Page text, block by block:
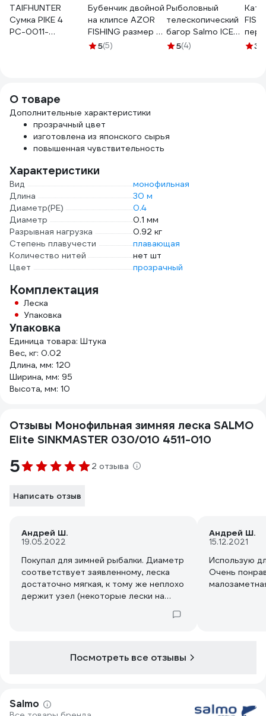
TAIFHUNTER
Сумка PIKE 4
РС-0011-
Бубенчик двойной
на клипсе AZOR
FISHING размер S,
металл 148-061
5(5)
Рыболовный
телескопический
багор Salmo ICE
GAFF 62 ZG-62
5(4)
FISHING
3
О товаре
Дополнительные характеристики
прозрачный цвет
изготовлена из японского сырья
повышенная чувствительность
Характеристики
Вид
монофильная
Длина
30 м
Диаметр(PE)
0.4
Диаметр
0.1 мм
Разрывная нагрузка
0.92 кг
Степень плавучести
плавающая
Количество нитей
нет шт
Цвет
прозрачный
Комплектация
Леска
Упаковка
Упаковка
Единица товара: Штука
Вес, кг: 0.02
Длина, мм: 120
Ширина, мм: 95
Высота, мм: 10
Отзывы Монофильная зимняя леска SALMO
Elite SINKMASTER 030/010 4511-010
5 2 отзыва
Написать отзыв
Андрей Ш.
19.05.2022
Покупал для зимней рыбалки. Диаметр
соответствует заявленному, леска
достаточно мягкая, к тому же неплохо
держит узел (некоторые лески на
Андрей Ш.
15.12.2021
Использую
Очень
Посмотреть все отзывы
Salmo